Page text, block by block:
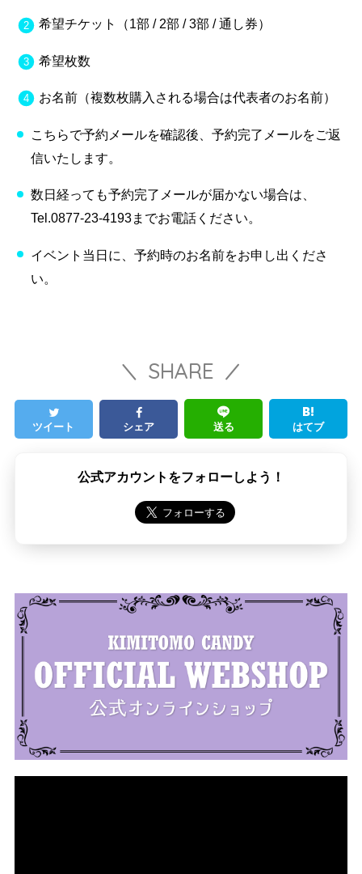
希望チケット（1部 / 2部 / 3部 / 通し券）
希望枚数
お名前（複数枚購入される場合は代表者のお名前）
こちらで予約メールを確認後、予約完了メールをご返
信いたします。
数日経っても予約完了メールが届かない場合は、
Tel.0877-23-4193までお電話ください。
イベント当日に、予約時のお名前をお申し出くださ
い。
SHARE
ツイート シェア 送る はてブ
公式アカウントをフォローしよう！